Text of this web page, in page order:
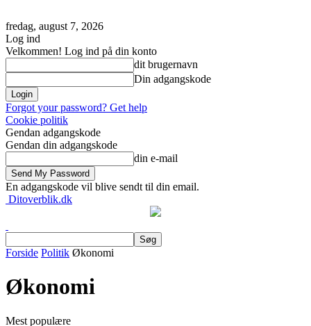
fredag, august 7, 2026
Log ind
Velkommen! Log ind på din konto
dit brugernavn
Din adgangskode
Forgot your password? Get help
Cookie politik
Gendan adgangskode
Gendan din adgangskode
din e-mail
En adgangskode vil blive sendt til din email.
Ditoverblik.dk
Forside Politik Økonomi
Økonomi
Mest populære